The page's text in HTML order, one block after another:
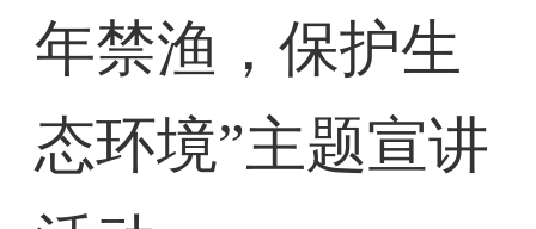
年禁渔，保护生
态环境”主题宣讲